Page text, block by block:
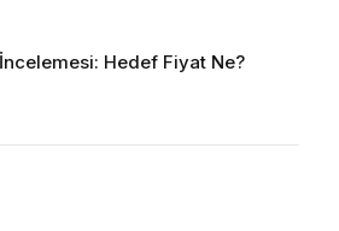
Hedef Fiyat Ne?